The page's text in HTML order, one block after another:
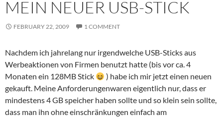
MEIN NEUER USB-STICK
FEBRUARY 22, 2009 1 COMMENT
Nachdem ich jahrelang nur irgendwelche USB-Sticks aus
Werbeaktionen von Firmen benutzt hatte (bis vor ca. 4
Monaten ein 128MB Stick
) habe ich mir jetzt einen neuen
gekauft. Meine Anforderungenwaren eigentlich nur, dass er
mindestens 4 GB speicher haben sollte und so klein sein sollte,
dass man ihn ohne einschränkungen einfach am